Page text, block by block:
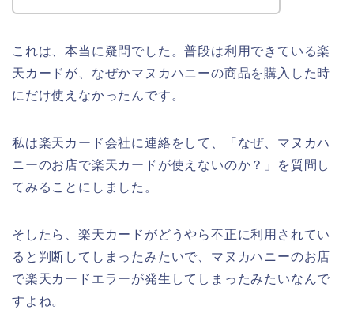
これは、本当に疑問でした。普段は利用できている楽
天カードが、なぜかマヌカハニーの商品を購入した時
にだけ使えなかったんです。
私は楽天カード会社に連絡をして、「なぜ、マヌカハ
ニーのお店で楽天カードが使えないのか？」を質問し
てみることにしました。
そしたら、楽天カードがどうやら不正に利用されてい
ると判断してしまったみたいで、マヌカハニーのお店
で楽天カードエラーが発生してしまったみたいなんで
すよね。